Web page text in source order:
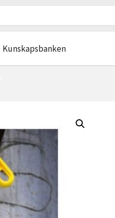
Kunskapsbanken